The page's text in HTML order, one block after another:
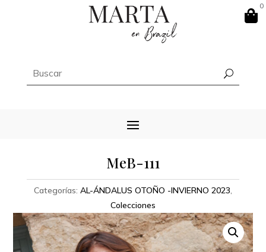

0
MeB-111
Categorías: AL-ÁNDALUS OTOÑO -INVIERNO 2023,
Colecciones